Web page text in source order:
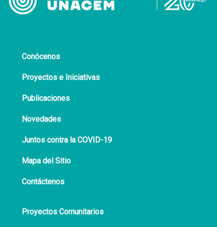
Conócenos
Proyectos e Iniciativas
Publicaciones
Novedades
Juntos contra la COVID-19
Mapa del Sitio
Contáctenos
Proyectos Comunitarios